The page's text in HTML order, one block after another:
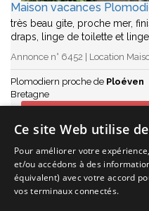
Maison vacances
très beau gite, proche mer,
draps, linge de toilette et
Annonce n° 6452 | Location
Plomodiern proche de Ploéven
Bretagne
la semaine selon saison
Ajoutez à ma sélection
Voir cette location
Ce site Web utilise
Pour améliorer votre
et/ou accédons à des
équivalent) avec votre accord
vos terminaux connectés.